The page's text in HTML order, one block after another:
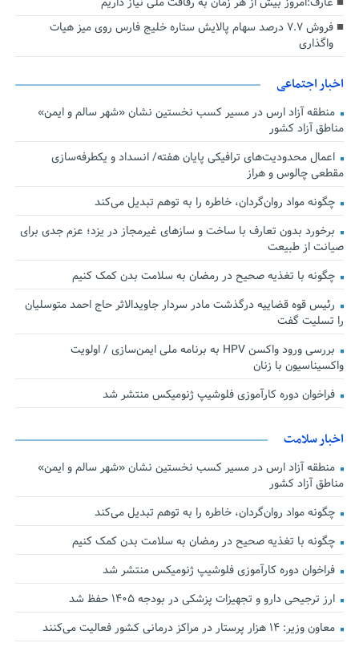
فروش ۷.۷ درصد سهام پالایش ستاره خلیج فارس روی میز هیات
واگذاری
اخبار اجتماعی
منطقه آزاد ارس در مسیر کسب نخستین نشان «شهر سالم و ایمن»
مناطق آزاد کشور
اعمال محدودیت‌های ترافیکی پایان هفته/ انسداد و یکطرفه‌سازی
مقطعی چالوس و هراز
چگونه مواد روان‌گردان، خاطره را به توهم تبدیل می‌کند
برخورد بدون تعارف با ساخت‌ و سازهای غیرمجاز در یزد؛ عزم جدی برای
صیانت از طبیعت
چگونه با تغذیه صحیح در رمضان به سلامت بدن کمک کنیم
رئیس قوه قضاییه درگذشت مادر سردار جاویدالاثر حاج احمد متوسلیان
را تسلیت گفت
بررسی ورود واکسن HPV به برنامه ملی ایمن‌سازی / اولویت
واکسیناسیون با زنان
فراخوان دوره کارآموزی فلوشیپ ژنومیکس منتشر شد
اخبار سلامت
منطقه آزاد ارس در مسیر کسب نخستین نشان «شهر سالم و ایمن»
مناطق آزاد کشور
چگونه مواد روان‌گردان، خاطره را به توهم تبدیل می‌کند
چگونه با تغذیه صحیح در رمضان به سلامت بدن کمک کنیم
فراخوان دوره کارآموزی فلوشیپ ژنومیکس منتشر شد
ارز ترجیحی دارو و تجهیزات پزشکی در بودجه ۱۴۰۵ حفظ شد
معاون وزیر: ۱۴ هزار پرستار در مراکز درمانی کشور فعالیت می‌کنند